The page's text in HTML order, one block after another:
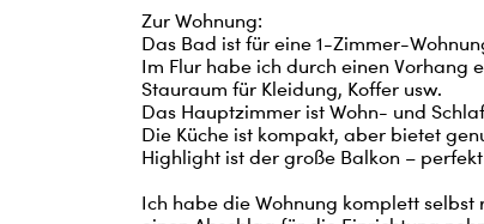
Zur Wohnung:
Das Bad ist für eine 1-Zimmer-
Im Flur habe ich durch einen Vorhang
Stauraum für Kleidung, Koffer usw.
Das Hauptzimmer ist Wohn- und
Die Küche ist kompakt, aber bietet
Highlight ist der große Balkon –
Ich habe die Wohnung komplett